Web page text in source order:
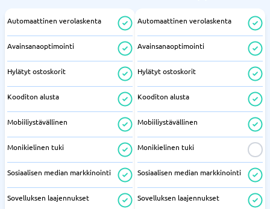
Automaattinen verolaskenta
Avainsanaoptimointi
Hylätyt ostoskorit
Kooditon alusta
Mobiiliystävällinen
Monikielinen tuki
Sosiaalisen median markkinointi
Sovelluksen laajennukset
Automaattinen verolaskenta
Avainsanaoptimointi
Hylätyt ostoskorit
Kooditon alusta
Mobiiliystävällinen
Monikielinen tuki
Sosiaalisen median markkinointi
Sovelluksen laajennukset